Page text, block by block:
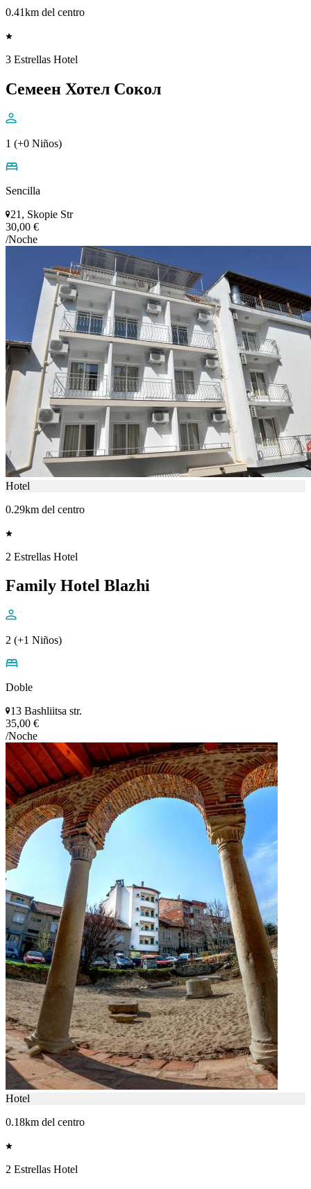
0.41km del centro
3 Estrellas Hotel
Семеен Хотел Сокол
1 (+0 Niños)
Sencilla
21, Skopie Str
30,00 €
/Noche
Hotel
0.29km del centro
2 Estrellas Hotel
Family Hotel Blazhi
2 (+1 Niños)
Doble
13 Bashliitsa str.
35,00 €
/Noche
Hotel
0.18km del centro
2 Estrellas Hotel